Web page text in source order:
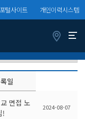
포털사이트 개인이력시스템
일
면접 노
!
2024-08-07